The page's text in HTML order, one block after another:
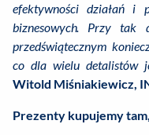
efektywności działań i
biznesowych. Przy tak
przedświątecznym
co dla wielu detalistów
Witold Miśniakiewicz,
Prezenty kupujemy